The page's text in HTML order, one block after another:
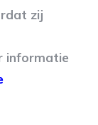
zij
informatie